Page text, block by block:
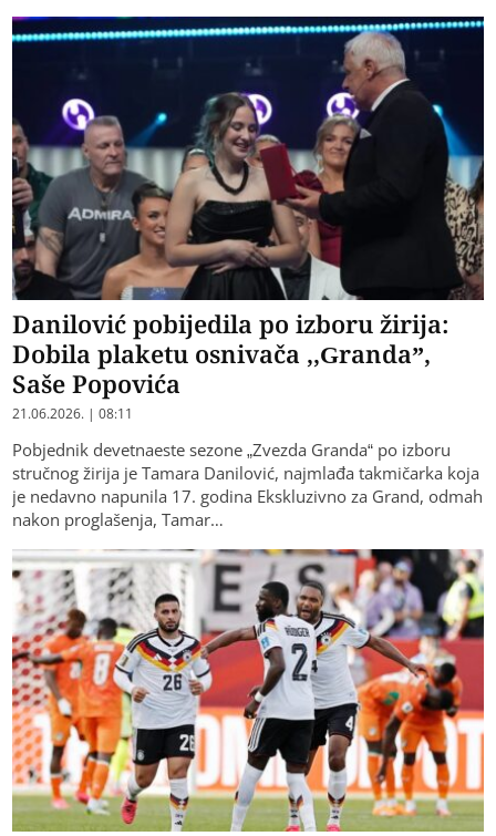
Danilović pobijedila po izboru žirija:
Dobila plaketu osnivača ,,Granda”,
Saše Popovića
21.06.2026. | 08:11
Pobjednik devetnaeste sezone „Zvezda Granda“ po izboru
stručnog žirija je Tamara Danilović, najmlađa takmičarka koja
je nedavno napunila 17. godina Ekskluzivno za Grand, odmah
nakon proglašenja, Tamar…